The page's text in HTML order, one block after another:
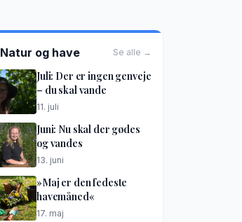
Natur og have Se alle →
Juli: Der er ingen genveje
– du skal vande
11. juli
Juni: Nu skal der gødes
og vandes
13. juni
»Maj er den fedeste
havemåned«
17. maj